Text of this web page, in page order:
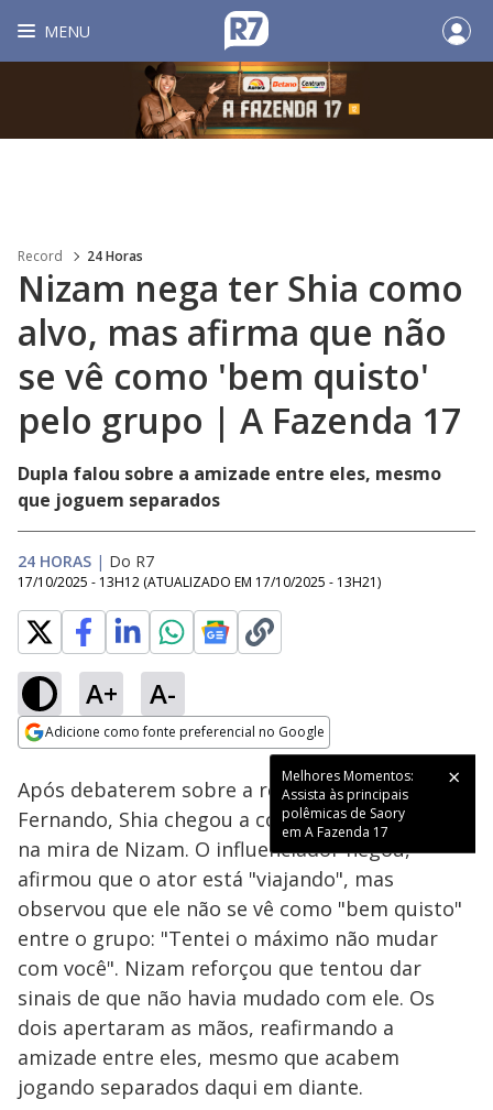
MENU
Record 24 Horas
Nizam nega ter Shia como
alvo, mas afirma que não
se vê como 'bem quisto'
pelo grupo | A Fazenda 17
Dupla falou sobre a amizade entre eles, mesmo
que joguem separados
24 HORAS | Do R7
17/10/2025 - 13H12 (ATUALIZADO EM 17/10/2025 - 13H21)
A+ A-
Adicione como fonte preferencial no Google
Ativar
Loaded
62.76%
Após debaterem sobre a relação do grupo com
Fernando, Shia chegou a conclusão de que está
na mira de Nizam. O influenciador negou,
afirmou que o ator está "viajando", mas
observou que ele não se vê como "bem quisto"
entre o grupo: "Tentei o máximo não mudar
com você". Nizam reforçou que tentou dar
sinais de que não havia mudado com ele. Os
dois apertaram as mãos, reafirmando a
amizade entre eles, mesmo que acabem
jogando separados daqui em diante.